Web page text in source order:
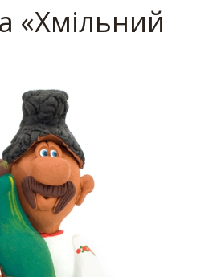
«Хмільний